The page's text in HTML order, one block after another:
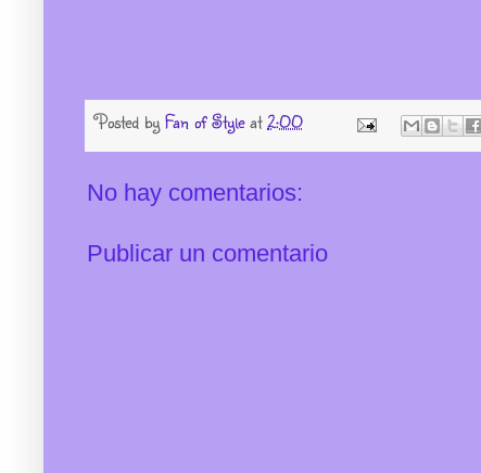
Posted by Fan of Style at2:00
No hay comentarios:
Publicar un comentario